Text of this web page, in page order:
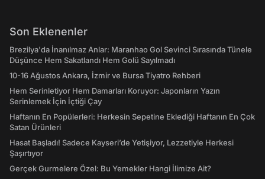
Son Eklenenler
Brezilya'da İnanılmaz Anlar: Maranhao Gol Sevinci Sırasında Tünele
Düşünce Hem Sakatlandı Hem Golü Sayılmadı
10-16 Ağustos Ankara, İzmir ve Bursa Tiyatro Rehberi
Hem Serinletiyor Hem Damarları Koruyor: Japonların Yazın
Serinlemek İçin İçtiği Çay
Haftanın En Popülerleri: Herkesin Sepetine Eklediği Haftanın En Çok
Satan Ürünleri
Hasat Başladı! Sadece Kayseri’de Yetişiyor, Lezzetiyle Herkesi
Şaşırtıyor
Gerçek Gurmelere Özel: Bu Yemekler Hangi İlimize Ait?